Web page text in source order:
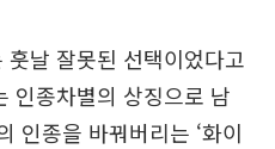
날 잘못된 선택이었다고
인종차별의 상징으로 남
인종을 바꿔버리는 ‘화이